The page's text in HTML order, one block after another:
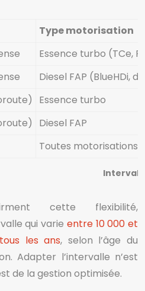
Type motorisation
Essence turbo (TCe,
Diesel FAP (BlueHDi,
Essence turbo
Diesel FAP
Toutes motorisations
cette flexibilité,
qui varie entre 10 000 et
les ans, selon l’âge du
Adapter l’intervalle n’est
de la gestion optimisée.